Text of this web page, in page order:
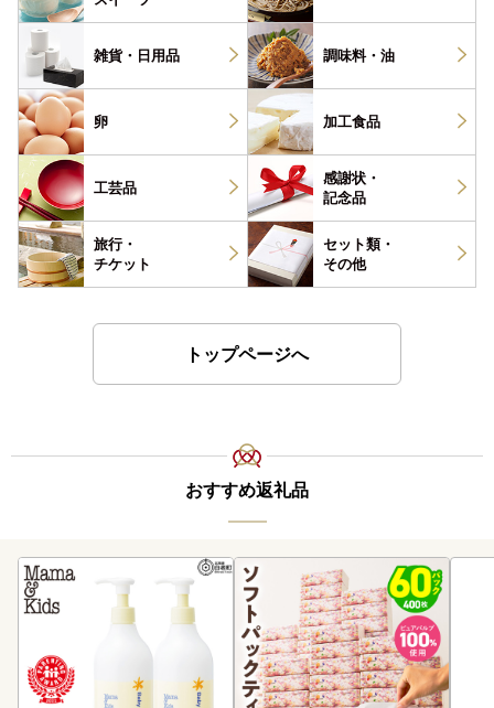
雑貨・ 日用品 調味料・ 油
卵 加工食品
工芸品
感謝状・
記念品
旅行・
チケット
セット類・
その他
トップページへ
おすすめ返礼品